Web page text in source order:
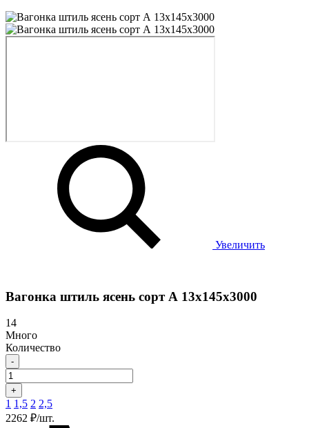
Увеличить
Вагонка штиль ясень сорт А 13х145х3000
14
Много
Количество
-
+
1 1,5 2 2,5
2262 ₽/шт.